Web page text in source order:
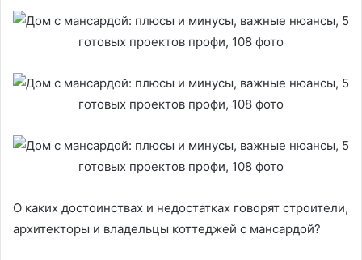
О каких достоинствах и недостатках говорят строители,
архитекторы и владельцы коттеджей с мансардой?